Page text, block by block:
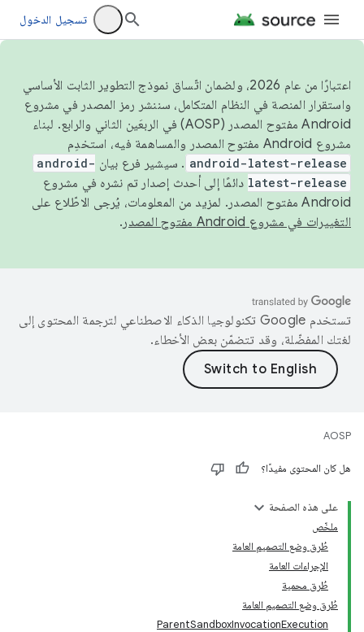
تسجيل الدخول
اعتبارًا من عام 2026، ولضمان اتّساق نموذج التطوير الثابت الأساسي
واستقرار المنصة في النظام المتكامل، سننشر رمز المصدر في مشروع
Android مفتوح المصدر (AOSP) في الربعَين الثاني والرابع. لبناء
مشروع Android مفتوح المصدر والمساهمة فيه، استخدِم
android-latest-release . سيشير فرع بيان android-
latest-release دائمًا إلى أحدث إصدار تم نشره في مشروع
Android مفتوح المصدر. لمزيد من المعلومات، يُرجى الاطّلاع على
التغييرات في مشروع Android مفتوح المصدر
.
تستخدم Google تكنولوجيا الذكاء الاصطناعي لترجمة المحتوى إلى
لغتك المفضّلة، وقد تتضمّن بعض الأخطاء.
AOSP
هل كان المحتوى مفيدًا؟
على هذه الصفحة
ملخّص
طُرق وضع التصميم العامة
الإجراءات العامة
طُرق محمية
طُرق وضع التصميم العامة
ParentSandboxInvocationExecution